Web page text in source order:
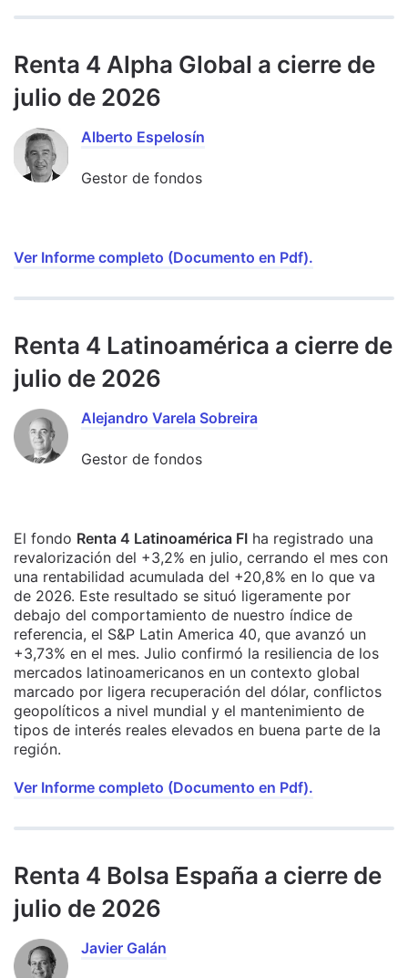
Renta 4 Alpha Global a cierre de
julio de 2026
Alberto Espelosín
Gestor de fondos
Ver Informe completo (Documento en Pdf).
Renta 4 Latinoamérica a cierre de
julio de 2026
Alejandro Varela Sobreira
Gestor de fondos
El fondo Renta 4 Latinoamérica FI ha registrado una
revalorización del +3,2% en julio, cerrando el mes con
una rentabilidad acumulada del +20,8% en lo que va
de 2026. Este resultado se situó ligeramente por
debajo del comportamiento de nuestro índice de
referencia, el S&P Latin America 40, que avanzó un
+3,73% en el mes. Julio confirmó la resiliencia de los
mercados latinoamericanos en un contexto global
marcado por ligera recuperación del dólar, conflictos
geopolíticos a nivel mundial y el mantenimiento de
tipos de interés reales elevados en buena parte de la
región.
Ver Informe completo (Documento en Pdf).
Renta 4 Bolsa España a cierre de
julio de 2026
Javier Galán